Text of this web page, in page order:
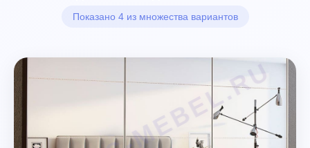
Показано 4 из множества вариантов